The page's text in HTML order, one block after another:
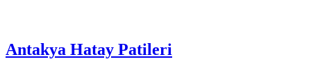
Antakya Hatay Patileri